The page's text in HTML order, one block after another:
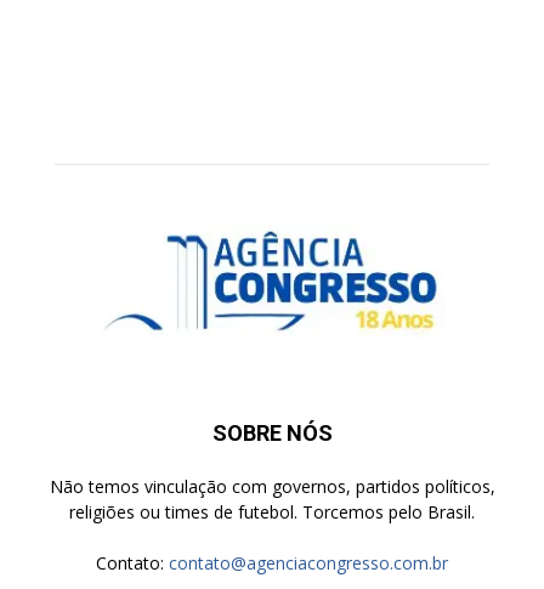
SOBRE NÓS
Não temos vinculação com governos, partidos políticos,
religiões ou times de futebol. Torcemos pelo Brasil.
Contato: contato@agenciacongresso.com.br